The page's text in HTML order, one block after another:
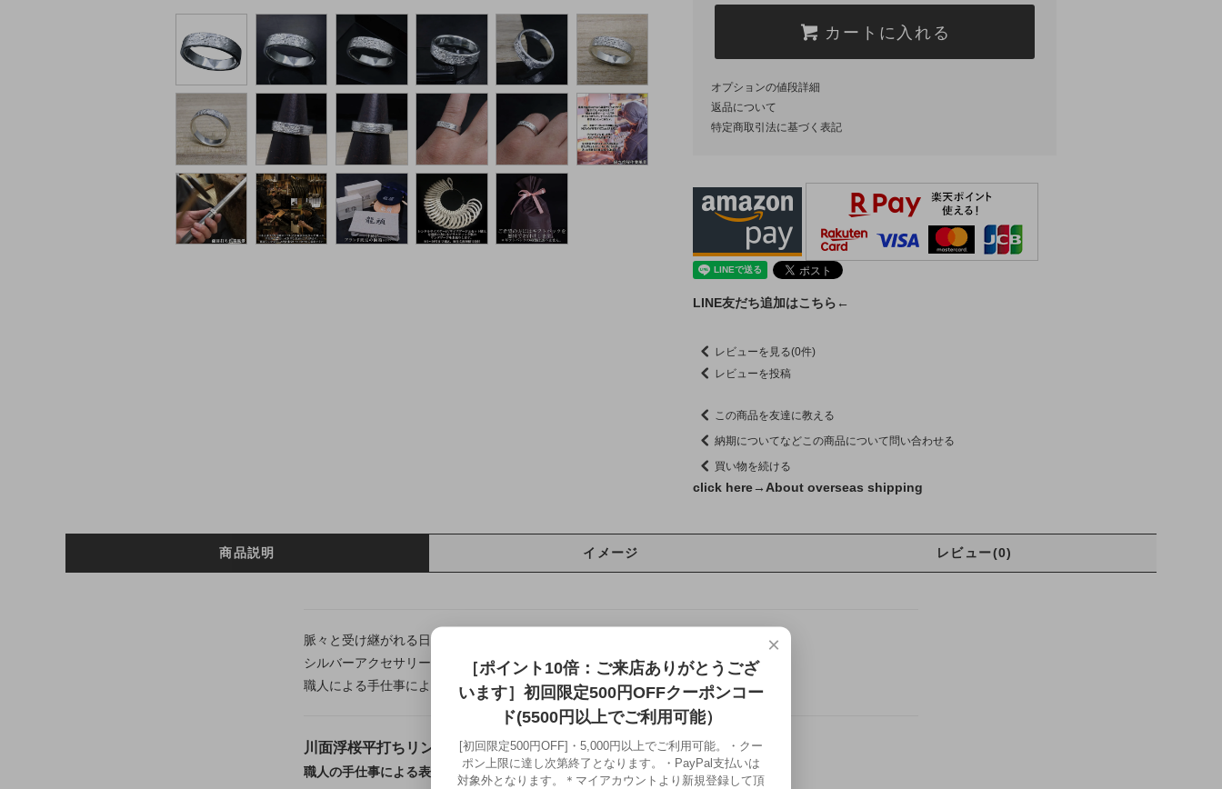
カートに入れる
オプションの値段詳細
返品について
特定商取引法に基づく表記
LINE友だち追加はこちら←
レビューを見る(0件)
レビューを投稿
この商品を友達に教える
納期についてなどこの商品について問い合わせる
買い物を続ける
click here→ About overseas shipping
商品説明 イメージ レビュー(0)
脈々と受け継がれる日本の伝統美や熟練の技法を、現代の日常に寄り添うカタチへ。
シルバーアクセサリー龍頭は千葉県にある自社工房にて制作を行う、
職人による手仕事によって仕上げるフルハンドメイドシルバーアクセサリーです。
川面浮桜平打ちリング 幅5mm
職人の手仕事による表情を生かした、職人仕立てのシルバーリング
×
［ポイント10倍：ご来店ありがとうござ
います］初回限定500円OFFクーポンコー
ド(5500円以上でご利用可能）
[初回限定500円OFF]・5,000円以上でご利用可能。・クー
ポン上限に達し次第終了となります。・PayPal支払いは
対象外となります。＊マイアカウントより新規登録して頂